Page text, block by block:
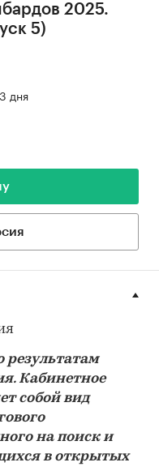
2025.
5)
дня
результатам
Кабинетное
собой вид
на поиск и
в открытых